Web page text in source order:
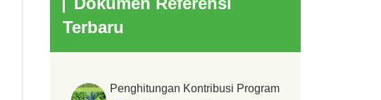
Terbaru
Penghitungan Kontribusi Program